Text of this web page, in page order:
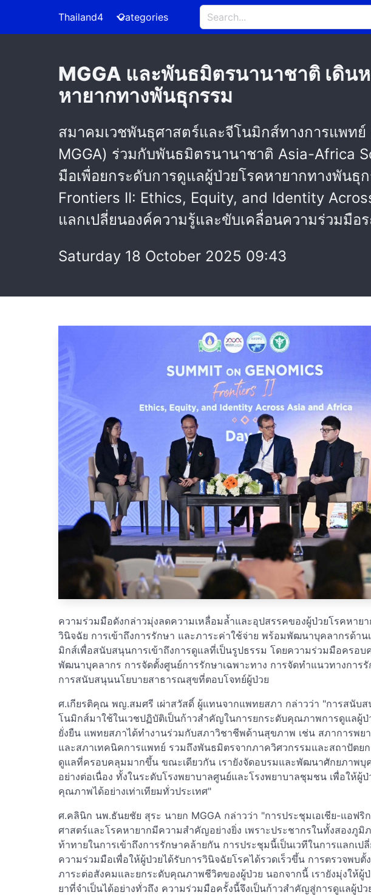
Thailand4 Categories
MGGA และพันธมิตรนานาชาติ เดิน
หายากทางพันธุกรรม
สมาคมเวชพันธุศาสตร์และจีโนมิกส์ทางการแพท
MGGA) ร่วมกับพันธมิตรนานาชาติ Asia-Africa
มือเพื่อยกระดับการดูแลผู้ป่วยโรคหายากทางพันธุ
Frontiers II: Ethics, Equity, and Identity
แลกเปลี่ยนองค์ความรู้และขับเคลื่อนความร่วมมือ
Saturday 18 October 2025 09:43
ความร่วมมือดังกล่าวมุ่งลดความเหลื่อมล้ำและอุปสรรคของผู้ป่วยโรคหาย
วินิจฉัย การเข้าถึงการรักษา และภาระค่าใช้จ่าย พร้อมพัฒนาบุคลากรด้า
มิกส์เพื่อสนับสนุนการเข้าถึงการดูแลที่เป็นรูปธรรม โดยความร่วมมือครอบ
พัฒนาบุคลากร การจัดตั้งศูนย์การรักษาเฉพาะทาง การจัดทำแนวทางการ
การสนับสนุนนโยบายสาธารณสุขที่ตอบโจทย์ผู้ป่วย
ศ.เกียรติคุณ พญ.สมศรี เผ่าสวัสดิ์ ผู้แทนจากแพทยสภา กล่าวว่า "การสนับส
โนมิกส์มาใช้ในเวชปฏิบัติเป็นก้าวสำคัญในการยกระดับคุณภาพการดูแลผู้ป่
ยั่งยืน แพทยสภาได้ทำงานร่วมกับสภาวิชาชีพด้านสุขภาพ เช่น สภาการพย
และสภาเทคนิคการแพทย์ รวมถึงพันธมิตรจากภาควิศวกรรมและสถาปัตยก
ดูแลที่ครอบคลุมมากขึ้น ขณะเดียวกัน เรายังจัดอบรมและพัฒนาศักยภาพบุ
อย่างต่อเนื่อง ทั้งในระดับโรงพยาบาลศูนย์และโรงพยาบาลชุมชน เพื่อให้ผู้ป่
คุณภาพได้อย่างเท่าเทียมทั่วประเทศ"
ศ.คลินิก นพ.ธันยชัย สุระ นายก MGGA กล่าวว่า "การประชุมเอเชีย-แอฟริ
ศาสตร์และโรคหายากมีความสำคัญอย่างยิ่ง เพราะประชากรในทั้งสองภู
ท้าทายในการเข้าถึงการรักษาคล้ายกัน การประชุมนี้เป็นเวทีในการแลกเป
ความร่วมมือเพื่อให้ผู้ป่วยได้รับการวินิจฉัยโรคได้รวดเร็วขึ้น การตรวจพบตั้
ภาระต่อสังคมและยกระดับคุณภาพชีวิตของผู้ป่วย นอกจากนี้ เรายังมุ่งให้ผู้ป่
ยาที่จำเป็นได้อย่างทั่วถึง ความร่วมมือครั้งนี้จึงเป็นก้าวสำคัญสู่การดูแลผู้ป่ว